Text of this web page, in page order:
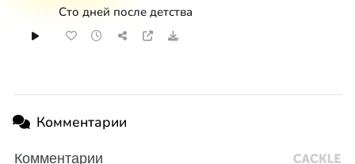
Сто дней после детства
Комментарии
Комментарии